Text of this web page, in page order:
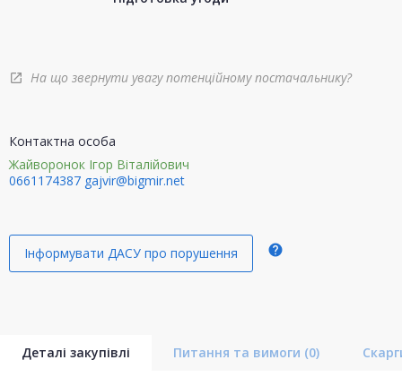
open_in_new На що звернути увагу потенційному постачальнику?
Контактна особа
Жайворонок Ігор Віталійович
0661174387 gajvir@bigmir.net
Інформувати ДАСУ про порушення help
Деталі закупівлі Питання та вимоги (0)